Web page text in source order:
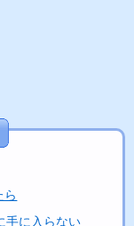
ら
手に入らない